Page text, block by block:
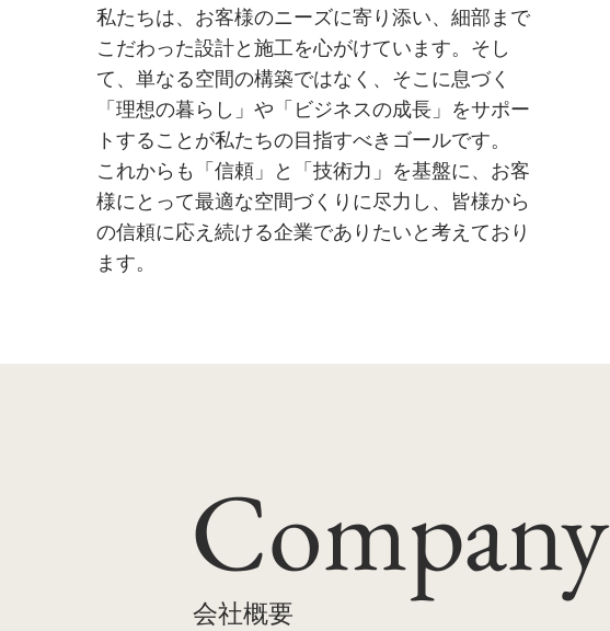
私たちは、お客様のニーズに寄り添い、細部まで
こだわった設計と施工を心がけています。そし
て、単なる空間の構築ではなく、そこに息づく
「理想の暮らし」や「ビジネスの成長」をサポー
トすることが私たちの目指すべきゴールです。
これからも「信頼」と「技術力」を基盤に、お客
様にとって最適な空間づくりに尽力し、皆様から
の信頼に応え続ける企業でありたいと考えており
ます。
Company
​会社概要